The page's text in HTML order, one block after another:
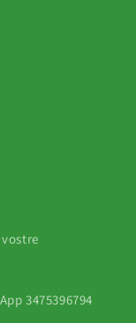
3475396794